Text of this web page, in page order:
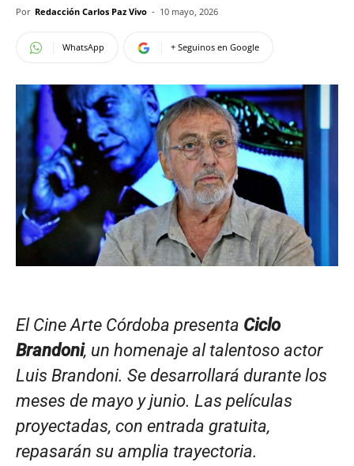
Por Redacción Carlos Paz Vivo - 10 mayo, 2026
WhatsApp + Seguinos en Google
El Cine Arte Córdoba presenta Ciclo
Brandoni, un homenaje al talentoso actor
Luis Brandoni. Se desarrollará durante los
meses de mayo y junio. Las películas
proyectadas, con entrada gratuita,
repasarán su amplia trayectoria.